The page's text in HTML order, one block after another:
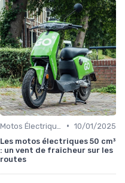
• 10/01/2025
Les motos électriques 50 cm³
: un vent de fraîcheur sur les
routes